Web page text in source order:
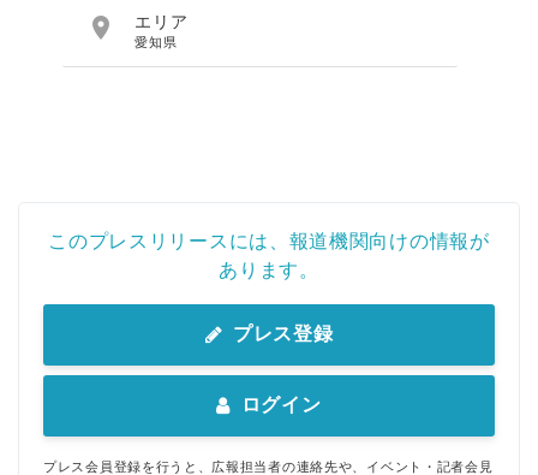
 エリア
愛知県
このプレスリリースには、報道機関向けの情報が
あります。
プレス登録
ログイン
プレス会員登録を行うと、広報担当者の連絡先や、イベント・記者会見